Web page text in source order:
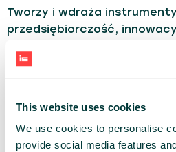
This website uses cookies
We use cookies to personalise
provide social media features
Tworzy i wdraża
przedsiębiorczość,
krajowych i UE. Łączy
biznesu, administracji i
technologicznego.